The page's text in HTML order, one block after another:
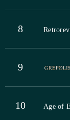
8
9
10 Age of